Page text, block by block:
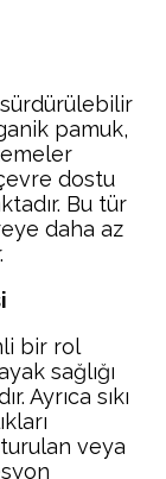
pamuk,
dostu
Bu tür
daha az
bir rol
sağlığı
Ayrıca sıkı
veya